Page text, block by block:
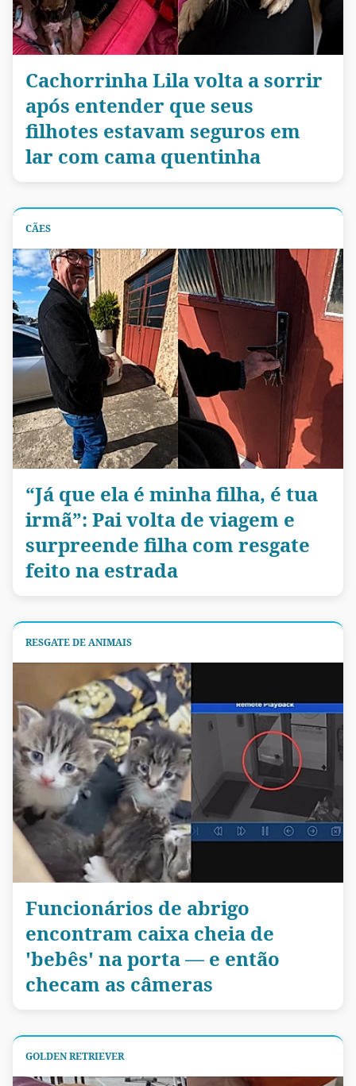
Cachorrinha Lila volta a sorrir
após entender que seus
filhotes estavam seguros em
lar com cama quentinha
CÃES
“Já que ela é minha filha, é tua
irmã”: Pai volta de viagem e
surpreende filha com resgate
feito na estrada
RESGATE DE ANIMAIS
Funcionários de abrigo
encontram caixa cheia de
'bebês' na porta — e então
checam as câmeras
GOLDEN RETRIEVER